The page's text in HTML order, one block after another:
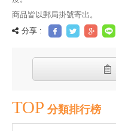
商品皆以郵局掛號寄出。
分享 :
TOP 分類排行榜